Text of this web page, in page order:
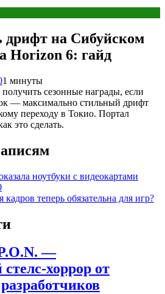
на Сибуйском
Horizon 6: гайд
1 минуты
сезонные награды, если
— максимально стильный дрифт
переходу в Токио. Портал
это сделать.
ноутбуки с видеокартами
теперь обязательна для игр?
—
хоррор от